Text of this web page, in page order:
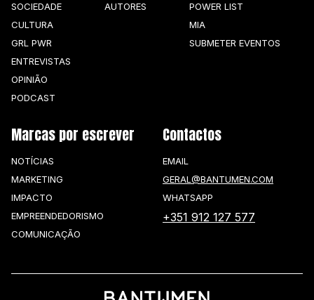
SOCIEDADE
CULTURA
GRL PWR
ENTREVISTAS
OPINIÃO
PODCAST
AUTORES
POWER LIST
MIA
SUBMETER EVENTOS
Marcas por escrever
NOTÍCIAS
MARKETING
IMPACTO
EMPREENDEDORISMO
COMUNICAÇÃO
Contactos
EMAIL
GERAL@BANTUMEN.COM
WHATSAPP
+351 912 127 577